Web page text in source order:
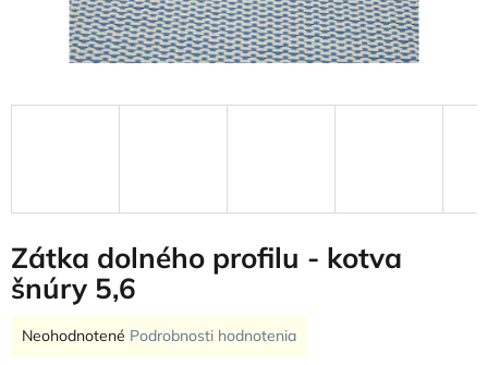
Zátka dolného profilu - kotva
šnúry 5,6
Priemerné
Neohodnotené Podrobnosti hodnotenia